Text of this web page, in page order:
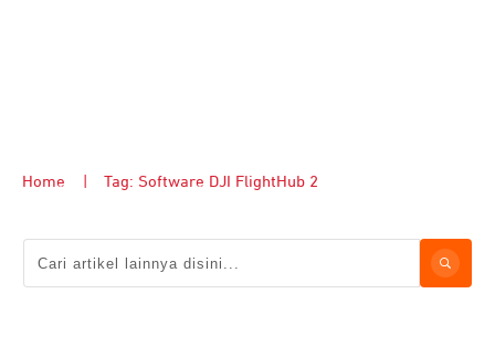
Home Tag: Software DJI FlightHub 2